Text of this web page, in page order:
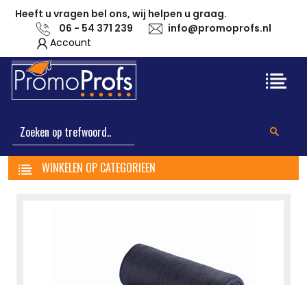
Heeft u vragen bel ons, wij helpen u graag.
06 - 54 371 239
info@promoprofs.nl
Account
WINKELEN OP CATEGORIEEN